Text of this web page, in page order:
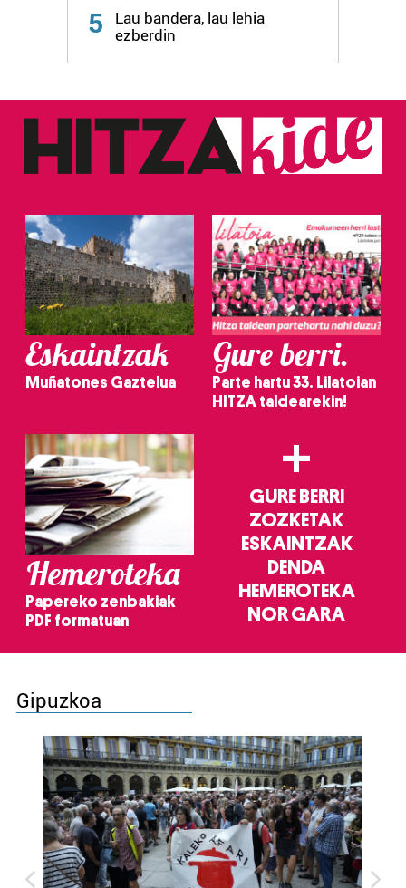
fitxategiak erabiltzen ditu. Zure esperientzia eta
zerbitzuak hobetzeko asmoz, cookie teknologiaz
baliatzen gara. Ohar hau onartuz gero, teknologia hori
irakurri
5
Lau bandera, lau lehia
ezberdin
Eskaintzak
Muñatones Gaztelua
Gure berri.
Parte hartu 33. Lilatoian
HITZA taldearekin!
Hemeroteka
Papereko zenbakiak
PDF formatuan
+
GURE BERRI
ZOZKETAK
ESKAINTZAK
DENDA
HEMEROTEKA
NOR GARA
Gipuzkoa